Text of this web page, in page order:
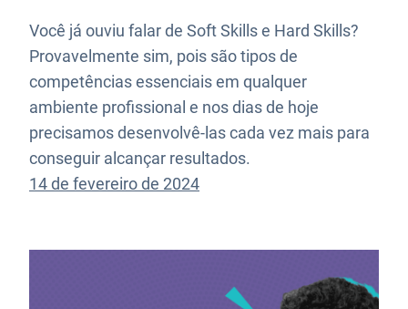
Você já ouviu falar de Soft Skills e Hard Skills?
Provavelmente sim, pois são tipos de
competências essenciais em qualquer
ambiente profissional e nos dias de hoje
precisamos desenvolvê-las cada vez mais para
conseguir alcançar resultados.
14 de fevereiro de 2024